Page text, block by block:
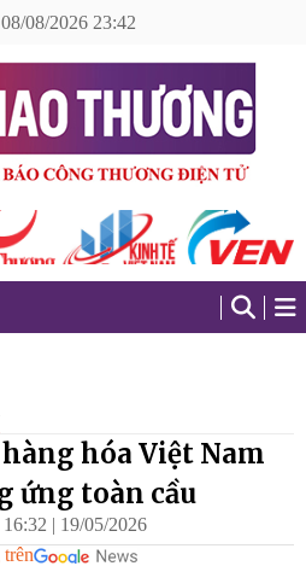
08/2026 23:42
hóa Việt Nam
ứng toàn cầu
16:32 | 19/05/2026